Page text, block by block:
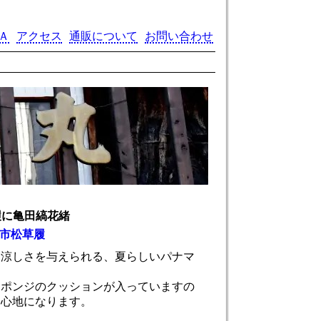
アクセス 通販について
お問い合わせ
亀田縞花緒
松草履
しさを与えられる、夏らしいパナマ
ンジのクッションが入っていますの
地になります。